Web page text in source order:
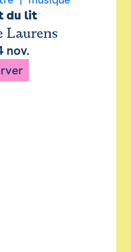
du lit
Laurens
nov.